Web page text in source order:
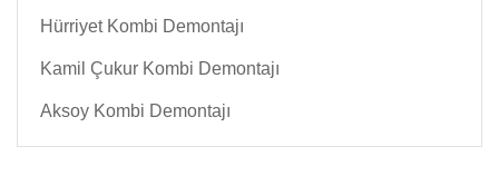
Hürriyet Kombi Demontajı
Kamil Çukur Kombi Demontajı
Aksoy Kombi Demontajı